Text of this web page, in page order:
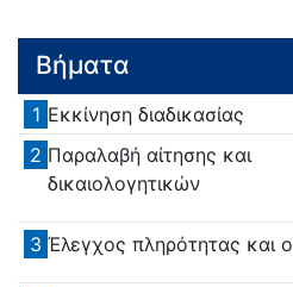
Βήματα
1 Εκκίνηση διαδικασίας
2 Παραλαβή αίτησης και
δικαιολογητικών
3 Έλεγχος πληρότητας και